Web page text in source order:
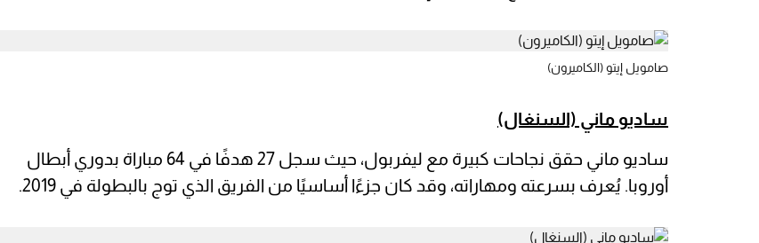
صامويل إيتو (الكاميرون)
ساديو ماني (السنغال)
ساديو ماني حقق نجاحات كبيرة مع ليفربول، حيث سجل 27 هدفًا في 64 مباراة بدوري أبطال
أوروبا. يُعرف بسرعته ومهاراته، وقد كان جزءًا أساسيًا من الفريق الذي توج بالبطولة في 2019.